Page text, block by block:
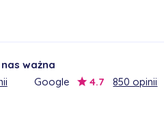
ważna
Google 4.7 850 opinii